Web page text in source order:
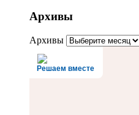
Архивы
Архивы
Решаем вместе